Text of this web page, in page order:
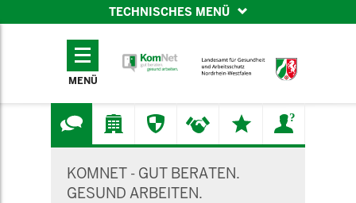
TECHNISCHES MENÜ
TECHNISCHES
MENÜ
KOMNET - GUT BERATEN.
GESUND ARBEITEN.